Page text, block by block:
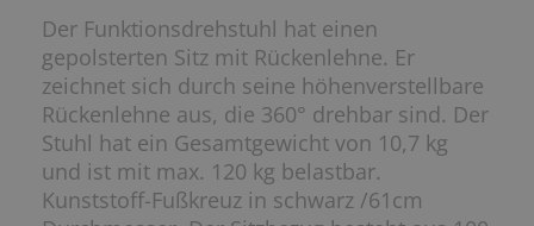
Der Funktionsdrehstuhl hat einen
gepolsterten Sitz mit Rückenlehne. Er
zeichnet sich durch seine höhenverstellbare
Rückenlehne aus, die 360° drehbar sind. Der
Stuhl hat ein Gesamtgewicht von 10,7 kg
und ist mit max. 120 kg belastbar.
Kunststoff-Fußkreuz in schwarz /61cm